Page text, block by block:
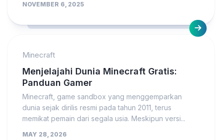
NOVEMBER 6, 2025
Minecraft
Menjelajahi Dunia Minecraft Gratis:
Panduan Gamer
Minecraft, game sandbox yang menggemparkan
dunia sejak dirilis resmi pada tahun 2011, terus
memikat pemain dari segala usia. Meskipun versi...
MAY 28, 2026